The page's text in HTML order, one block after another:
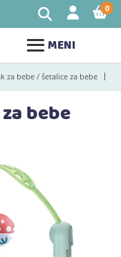
MENI
0
za bebe / šetalice za bebe
bebe